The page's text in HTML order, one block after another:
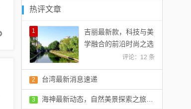
热评文章
1
吉丽最新款，科技与美
学融合的前沿时尚之选
评论：12 条
2 台湾最新消息速递
评论：12 条
3 海神最新动态，自然美景探索之旅邀请启航